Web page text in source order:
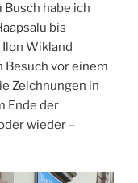
habe ich
bis
Wikland
Besuch vor einem
Zeichnungen in
Ende der
wieder –